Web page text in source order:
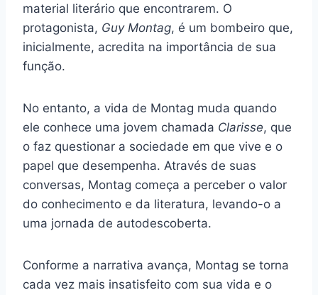
material literário que encontrarem. O
protagonista, Guy Montag, é um bombeiro que,
inicialmente, acredita na importância de sua
função.
No entanto, a vida de Montag muda quando
ele conhece uma jovem chamada Clarisse, que
o faz questionar a sociedade em que vive e o
papel que desempenha. Através de suas
conversas, Montag começa a perceber o valor
do conhecimento e da literatura, levando-o a
uma jornada de autodescoberta.
Conforme a narrativa avança, Montag se torna
cada vez mais insatisfeito com sua vida e o